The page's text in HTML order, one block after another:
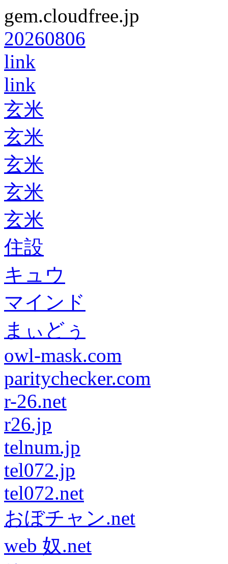
gem.cloudfree.jp
20260806
link
link
玄米
玄米
玄米
玄米
玄米
住設
キュウ
マインド
まぃどぅ
owl-mask.com
paritychecker.com
r-26.net
r26.jp
telnum.jp
tel072.jp
tel072.net
おぼチャン.net
web 奴.net